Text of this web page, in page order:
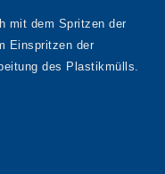
mit dem Spritzen der
Einspritzen der
des Plastikmülls.